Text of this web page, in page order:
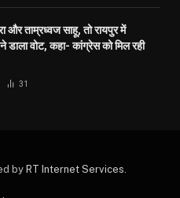
और ताम्रध्वज साहू, तो रायपुर में
डाला वोट, कहा- कांग्रेस को मिल रही
31
by RT Internet Services